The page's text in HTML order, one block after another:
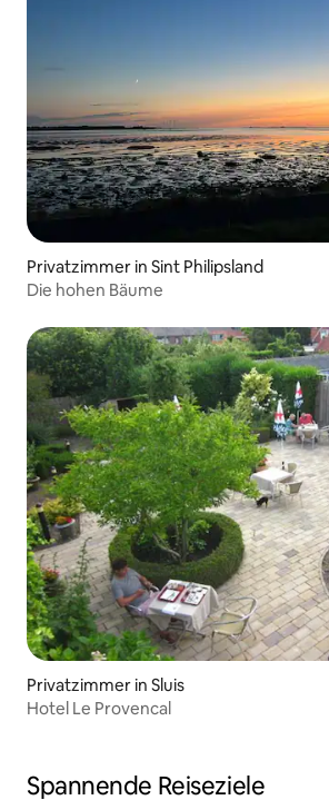
Privatzimmer in Sint Philipsland
Die hohen Bäume
Privatzimmer in Sluis
Hotel Le Provencal
Spannende Reiseziele